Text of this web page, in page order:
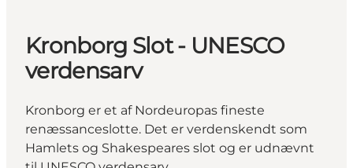
Kronborg Slot - UNESCO
verdensarv
Kronborg er et af Nordeuropas fineste
renæssanceslotte. Det er verdenskendt som
Hamlets og Shakespeares slot og er udnævnt